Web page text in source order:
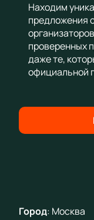
Находим
предложения
проверенных
даже те,
официальной
Город: Москва